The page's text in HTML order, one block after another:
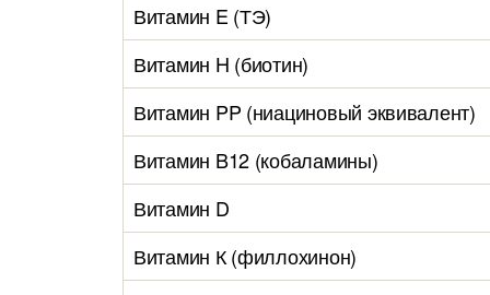
Витамин E (ТЭ)
Витамин H (биотин)
Витамин PP (ниациновый эквивалент)
Витамин B12 (кобаламины)
Витамин D
Витамин К (филлохинон)